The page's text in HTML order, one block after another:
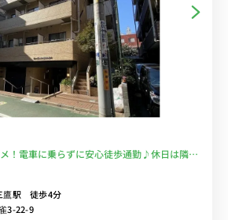
！電車に乗らずに安心徒歩通勤♪休日は隣の
鷹駅 徒歩4分
3-22-9